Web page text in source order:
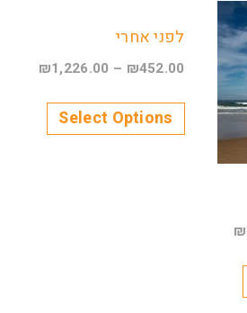
₪
לפני אחרי
₪452.00
–
₪1,226.00
Select Options